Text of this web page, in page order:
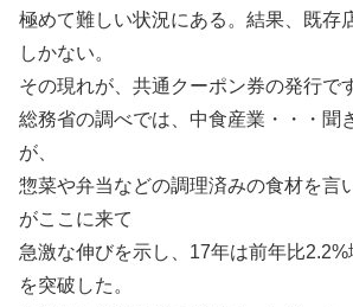
極めて難しい状況にある。結果、既存
しかない。
その現れが、共通クーポン券の発行で
総務省の調べでは、中食産業・・・聞
が、
惣菜や弁当などの調理済みの食材を言
がここに来て
急激な伸びを示し、17年は前年比
を突破した。